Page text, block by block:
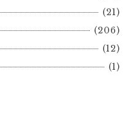
(21)
(206)
(12)
(1)